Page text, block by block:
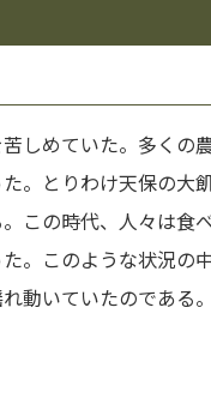
しめていた。多くの
。とりわけ天保の大
この時代、人々は食
。このような状況の
動いていたのである。